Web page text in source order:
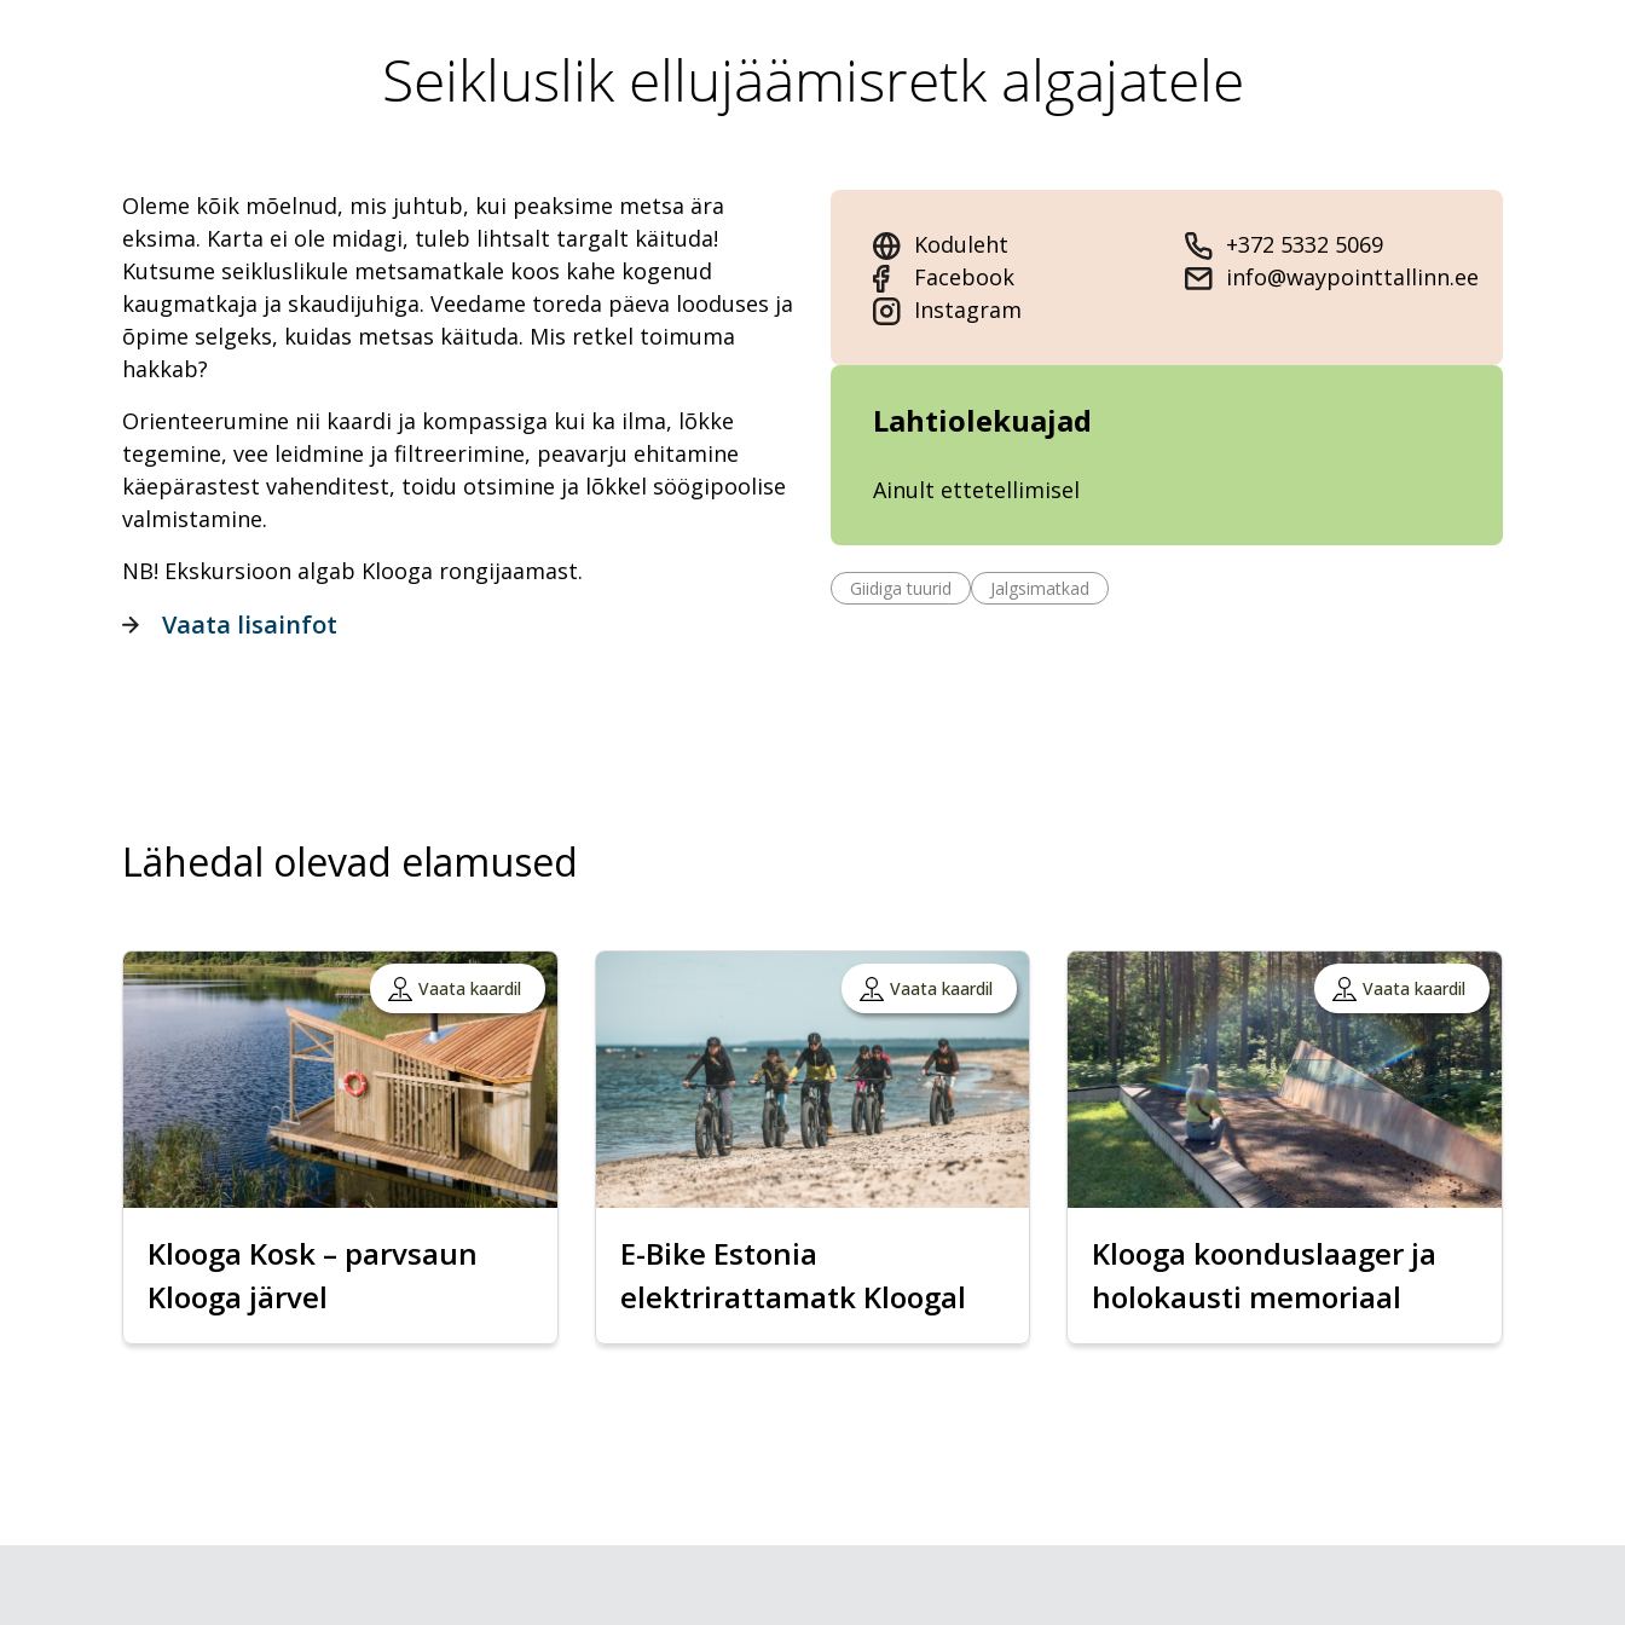
Seikluslik ellujäämisretk algajatele
Oleme kõik mõelnud, mis juhtub, kui peaksime metsa ära
eksima. Karta ei ole midagi, tuleb lihtsalt targalt käituda!
Kutsume seikluslikule metsamatkale koos kahe kogenud
kaugmatkaja ja skaudijuhiga. Veedame toreda päeva looduses ja
õpime selgeks, kuidas metsas käituda. Mis retkel toimuma
hakkab?
Orienteerumine nii kaardi ja kompassiga kui ka ilma, lõkke
tegemine, vee leidmine ja filtreerimine, peavarju ehitamine
käepärastest vahenditest, toidu otsimine ja lõkkel söögipoolise
valmistamine.
NB! Ekskursioon algab Klooga rongijaamast.
Koduleht
Facebook
Instagram
+372 5332 5069
info@waypointtallinn.ee
Lahtiolekuajad
Ainult ettetellimisel
Giidiga tuurid Jalgsimatkad
Vaata lisainfot
Lähedal olevad elamused
Vaata kaardil
Klooga Kosk – parvsaun
Klooga järvel
Vaata kaardil
E-Bike Estonia
elektrirattamatk Kloogal
Vaata kaardil
Klooga koonduslaager ja
holokausti memoriaal